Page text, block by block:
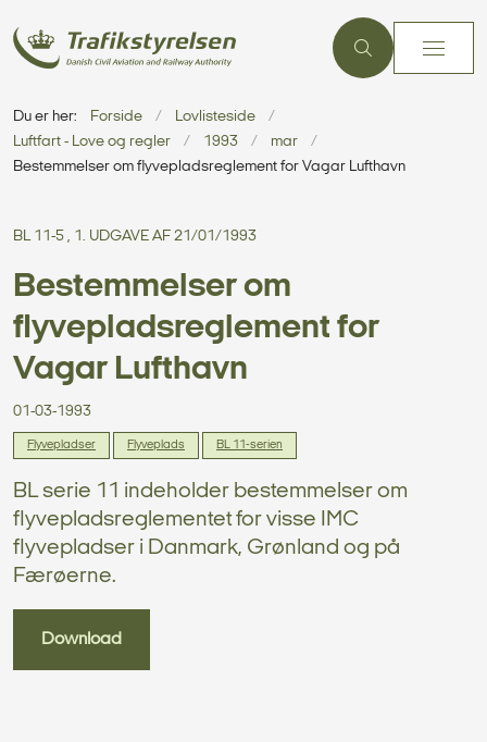
Du er her: Forside
Lovlisteside
Luftfart - Love og regler
1993
mar
Bestemmelser om flyvepladsreglement for Vagar Lufthavn
BL 11-5 , 1. UDGAVE AF 21/01/1993
Bestemmelser om
flyvepladsreglement for
Vagar Lufthavn
01-03-1993
Flyvepladser Flyveplads BL 11-serien
BL serie 11 indeholder bestemmelser om
flyvepladsreglementet for visse IMC
flyvepladser i Danmark, Grønland og på
Færøerne.
Download